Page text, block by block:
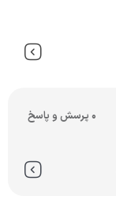
0 پرسش و پاسخ